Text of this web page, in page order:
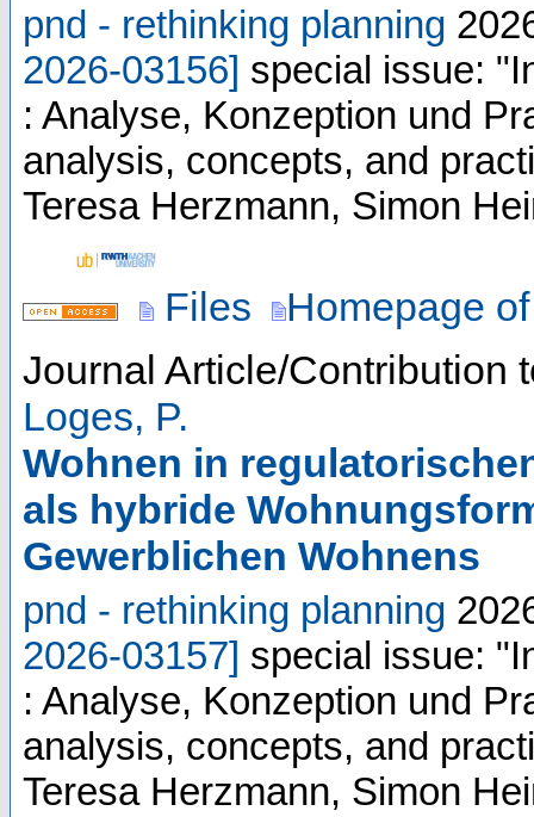
pnd - rethinking planning
2026-03156] special issue:
: Analyse, Konzeption und
analysis, concepts, and
Teresa Herzmann, Simon
Files
Homepage
Journal Article/Contribution
Loges, P.
Wohnen in
als hybride
Gewerblichen Wohnens
pnd - rethinking planning
2026-03157] special issue:
: Analyse, Konzeption und
analysis, concepts, and
Teresa Herzmann, Simon